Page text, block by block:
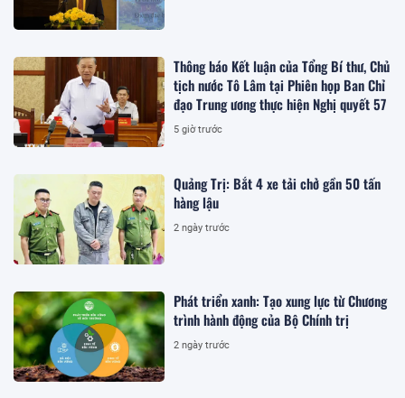
Thông báo Kết luận của Tổng Bí thư, Chủ
tịch nước Tô Lâm tại Phiên họp Ban Chỉ
đạo Trung ương thực hiện Nghị quyết 57
5 giờ trước
Quảng Trị: Bắt 4 xe tải chở gần 50 tấn
hàng lậu
2 ngày trước
Phát triển xanh: Tạo xung lực từ Chương
trình hành động của Bộ Chính trị
2 ngày trước